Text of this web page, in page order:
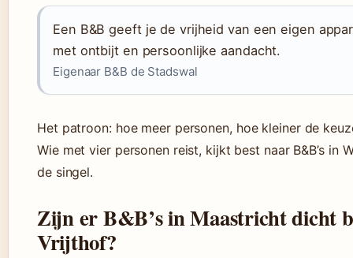
Een B&B geeft je de vrijheid van een eigen
met ontbijt en persoonlijke aandacht.
Eigenaar B&B de Stadswal
Het patroon: hoe meer personen, hoe kleiner de
Wie met vier personen reist, kijkt best naar B&B’s in
de singel.
Zijn er B&B’s in Maastricht dicht
Vrijthof?